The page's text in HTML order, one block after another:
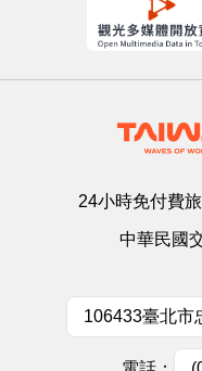
24小時免付費
中華民國
106433臺北市